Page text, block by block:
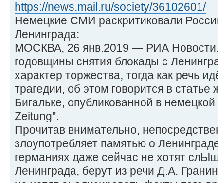
https://news.mail.ru/society/36102601/
Немецкие СМИ раскритиковали
Ленинграда:
МОСКВА, 26 янв.2019 — РИА
годовщины снятия блокады с
характер торжества, тогда как речь
трагедии, об этом говорится в статье
Бигальке, опубликованной в
Zeitung".
Прочитав внимательно,
злоупотребляет памятью о
германиях даже сейчас не хотят
Ленинграда, берут из речи Д.А.